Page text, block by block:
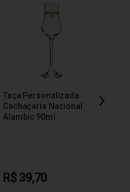
Taça Personalizada
Cachaçaria Nacional
Alambic 90ml
R$ 39,70